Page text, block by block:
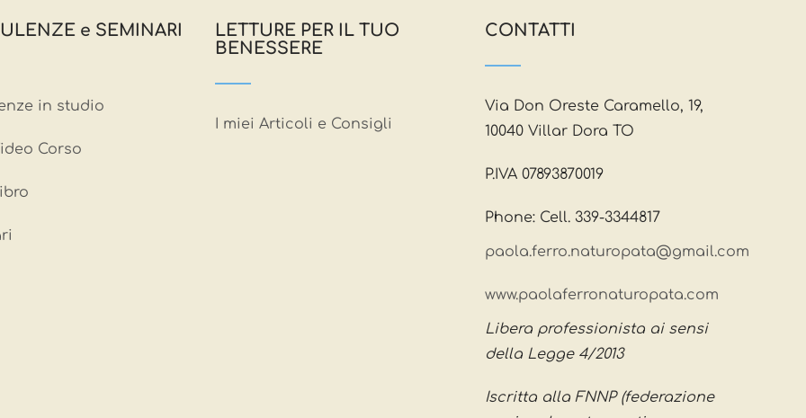
e SEMINARI
in studio
Corso
LETTURE PER IL TUO
BENESSERE
I miei Articoli e Consigli
CONTATTI
Via Don Oreste Caramello, 19,
10040 Villar Dora TO
P.IVA 07893870019
Phone: Cell. 339-3344817
paola.ferro.naturopata@gmail.com
www.paolaferronaturopata.com
Libera professionista ai sensi
della Legge 4/2013
Iscritta alla FNNP (federazione